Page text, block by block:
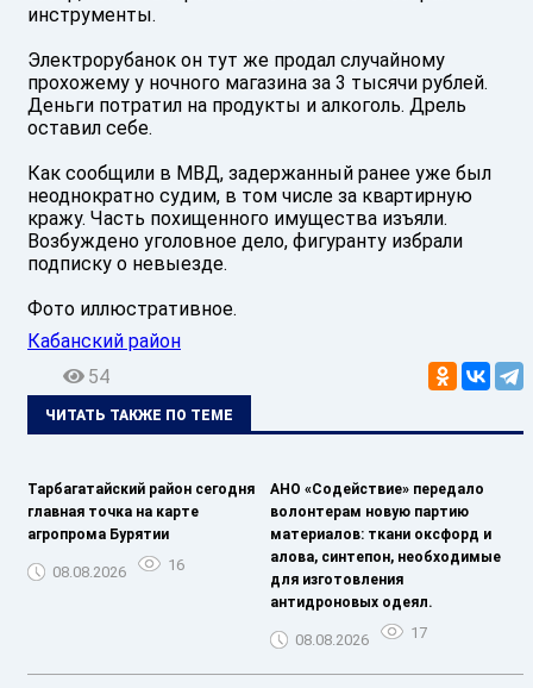
инструменты.
Электрорубанок он тут же продал случайному
прохожему у ночного магазина за 3 тысячи рублей.
Деньги потратил на продукты и алкоголь. Дрель
оставил себе.
Как сообщили в МВД, задержанный ранее уже был
неоднократно судим, в том числе за квартирную
кражу. Часть похищенного имущества изъяли.
Возбуждено уголовное дело, фигуранту избрали
подписку о невыезде.
Фото иллюстративное.
Кабанский район
54
ЧИТАТЬ ТАКЖЕ ПО ТЕМЕ
Тарбагатайский район сегодня
главная точка на карте
агропрома Бурятии
08.08.2026 16
АНО «Содействие» передало
волонтерам новую партию
материалов: ткани оксфорд и
алова, синтепон, необходимые
для изготовления
антидроновых одеял.
08.08.2026 17